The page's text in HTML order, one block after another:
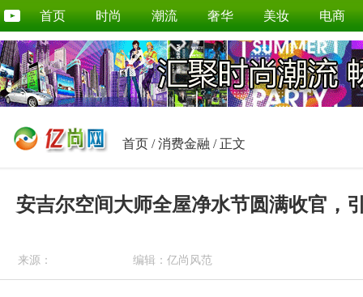
首页 时尚 潮流 奢华 美妆 电商
首页 /消费金融 / 正文
安吉尔空间大师全屋净水节圆满收官，
来源： 编辑：亿尚风范